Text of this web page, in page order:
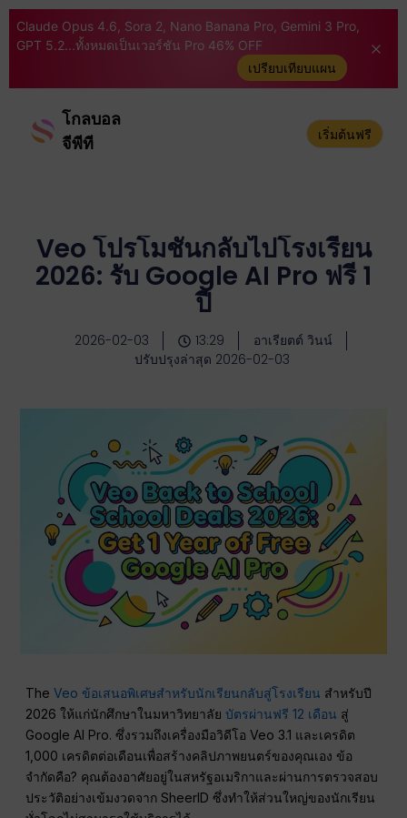
Claude Opus 4.6, Sora 2, Nano Banana Pro, Gemini 3 Pro,
GPT 5.2...ทั้งหมดเป็นเวอร์ชัน Pro 46% OFF
เปรียบเทียบแผน
โกลบอล
จีพีที
เริ่มต้นฟรี
Veo โปรโมชั่นกลับไปโรงเรียน
2026: รับ Google AI Pro ฟรี 1
ปี
2026-02-03 13:29
อาเรียตต์ วินน์
ปรับปรุงล่าสุด 2026-02-03
TheVeo ข้อเสนอพิเศษสำหรับนักเรียนกลับสู่โรงเรียน สำหรับปี
2026 ให้แก่นักศึกษาในมหาวิทยาลัยบัตรผ่านฟรี 12 เดือน สู่
Google AI Pro. ซึ่งรวมถึงเครื่องมือวิดีโอ Veo 3.1 และเครดิต
1,000 เครดิตต่อเดือนเพื่อสร้างคลิปภาพยนตร์ของคุณเอง ข้อ
จำกัดคือ? คุณต้องอาศัยอยู่ในสหรัฐอเมริกาและผ่านการตรวจสอบ
ประวัติอย่างเข้มงวดจาก SheerID ซึ่งทำให้ส่วนใหญ่ของนักเรียน